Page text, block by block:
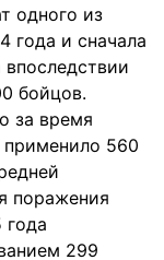
одного из
года и сначала
бойцов.
за время
применило 560
поражения
года
299